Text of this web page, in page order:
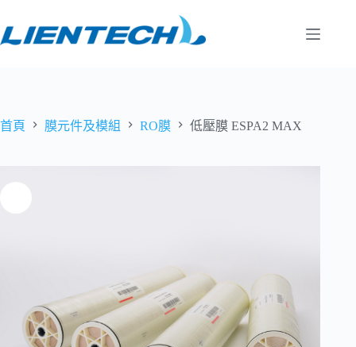
至
主
首頁
膜元件及模組 RO膜 低壓膜 ESPA2 MAX